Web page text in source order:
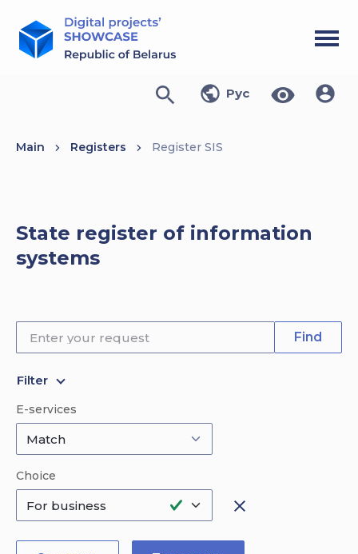
Рус
Main Registers Register SIS
State register of information
systems
Find
E-services
Choice
close
Filter